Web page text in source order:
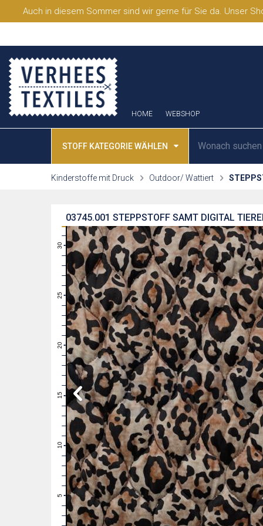
Auch in diesem Sommer sind wir gerne für Sie da. Unser
HOME WEBSHOP
STOFF KATEGORIE WÄHLEN
Kinderstoffe mit Druck Outdoor/ Wattiert
STEPPSTOFF SAMT DIGITAL
03745.001
3
8
10
11
12
13
14
15
16
17
18
19
20
21
22
23
24
25
26
27
28
29
30
31